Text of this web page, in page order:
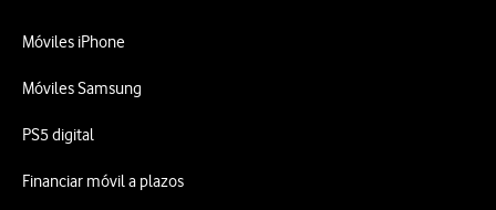
Móviles iPhone
Móviles Samsung
PS5 digital
Financiar móvil a plazos